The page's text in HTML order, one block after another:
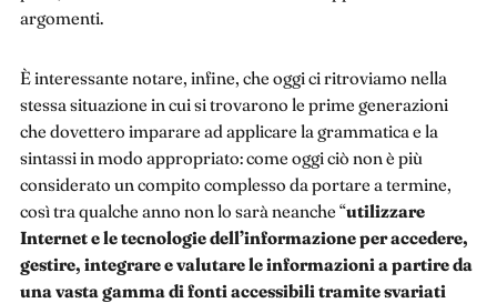
argomenti.
È interessante notare, infine, che oggi ci ritroviamo nella
stessa situazione in cui si trovarono le prime generazioni
che dovettero imparare ad applicare la grammatica e la
sintassi in modo appropriato: come oggi ciò non è più
considerato un compito complesso da portare a termine,
così tra qualche anno non lo sarà neanche “utilizzare
Internet e le tecnologie dell’informazione per accedere,
gestire, integrare e valutare le informazioni a partire da
una vasta gamma di fonti accessibili tramite svariati